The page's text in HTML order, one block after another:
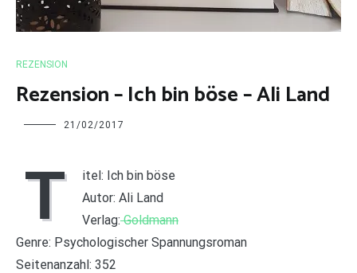
REZENSION
Rezension – Ich bin böse – Ali Land
Charline 21/02/2017
T
itel: Ich bin böse
Autor: Ali Land
Verlag:Goldmann
Genre: Psychologischer Spannungsroman
Seitenanzahl: 352